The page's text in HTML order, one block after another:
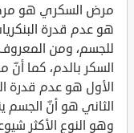
مرض السكري هو مرض
هو عدم قدرة
للجسم، ومن
السكر بالدم، كما
الأول هو عدم قدرة
الثاني هو أنّ الجسم